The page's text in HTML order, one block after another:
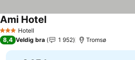
3 StjernerHotell
Ami HotelSe priser
8,4 Veldig bra 1 952 Tromsø